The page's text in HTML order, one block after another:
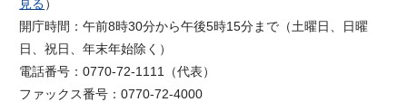
見る）
開庁時間：午前8時30分から午後5時15分まで（土曜日、日曜
日、祝日、年末年始除く）
電話番号：0770-72-1111（代表）
ファックス番号：0770-72-4000